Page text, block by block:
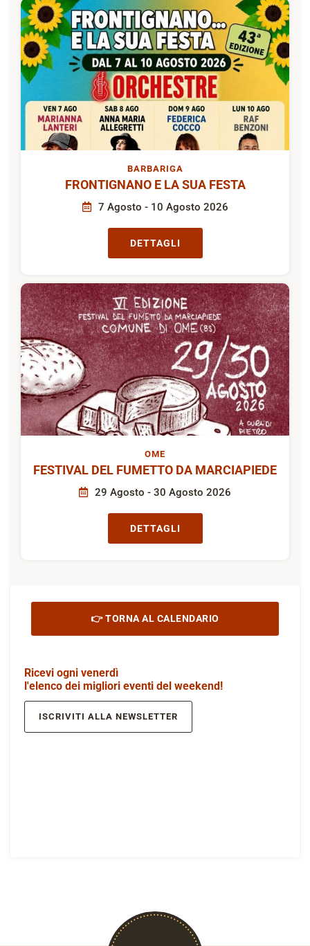
BARBARIGA
FRONTIGNANO E LA SUA FESTA
7 Agosto - 10 Agosto 2026
DETTAGLI
OME
FESTIVAL DEL FUMETTO DA MARCIAPIEDE
29 Agosto - 30 Agosto 2026
DETTAGLI
👉 TORNA AL CALENDARIO
Ricevi ogni venerdì
l'elenco dei migliori eventi del weekend!
ISCRIVITI ALLA NEWSLETTER